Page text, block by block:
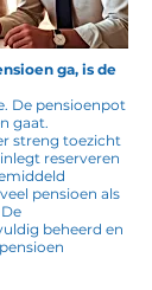
ga, is de
De pensioenpot
gaat.
streng toezicht
reserveren
pensioen als
beheerd en